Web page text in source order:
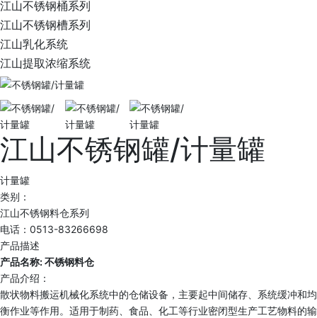
江山不锈钢桶系列
江山不锈钢槽系列
江山乳化系统
江山提取浓缩系统
江山不锈钢罐/计量罐
计量罐
类别：
江山不锈钢料仓系列
电话：0513-83266698
产品描述
产品名称: 不锈钢料仓
产品介绍：
散状物料搬运机械化系统中的仓储设备，主要起中间储存、系统缓冲和均
衡作业等作用。适用于制药、食品、化工等行业密闭型生产工艺物料的输